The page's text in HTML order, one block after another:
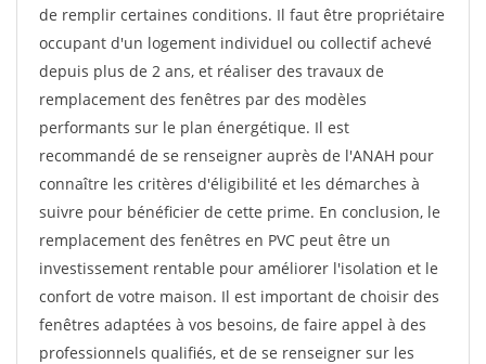
de remplir certaines conditions. Il faut être propriétaire
occupant d'un logement individuel ou collectif achevé
depuis plus de 2 ans, et réaliser des travaux de
remplacement des fenêtres par des modèles
performants sur le plan énergétique. Il est
recommandé de se renseigner auprès de l'ANAH pour
connaître les critères d'éligibilité et les démarches à
suivre pour bénéficier de cette prime. En conclusion, le
remplacement des fenêtres en PVC peut être un
investissement rentable pour améliorer l'isolation et le
confort de votre maison. Il est important de choisir des
fenêtres adaptées à vos besoins, de faire appel à des
professionnels qualifiés, et de se renseigner sur les